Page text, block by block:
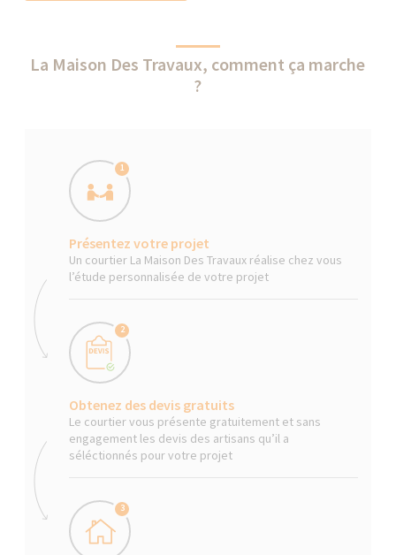
La Maison Des Travaux, comment ça marche
?
1
Présentez votre projet
Un courtier La Maison Des Travaux réalise chez vous
l’étude personnalisée de votre projet
2
Obtenez des devis gratuits
Le courtier vous présente gratuitement et sans
engagement les devis des artisans qu’il a
séléctionnés pour votre projet
3